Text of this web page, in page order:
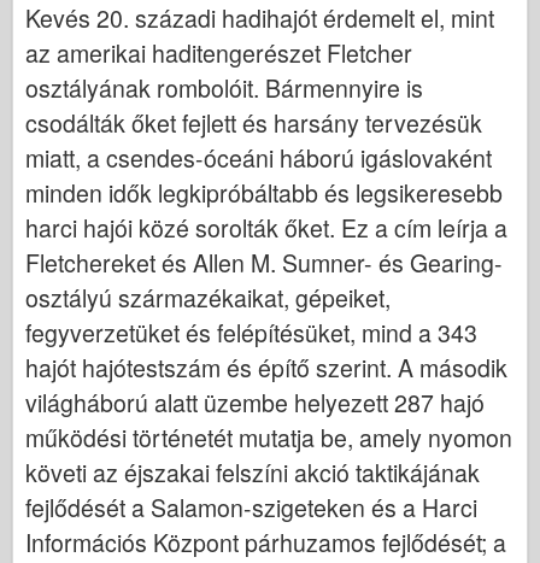
Tristar
Trombitás
Zvezda
Séta körül
Könyvek
Dvd
Kapcsolat
le Napló
A készletek
Kevés 20. századi hadihajót érdemelt el, mint
az amerikai haditengerészet Fletcher
osztályának rombolóit. Bármennyire is
csodálták őket fejlett és harsány tervezésük
miatt, a csendes-óceáni háború igáslovaként
minden idők legkipróbáltabb és legsikeresebb
harci hajói közé sorolták őket. Ez a cím leírja a
Fletchereket és Allen M. Sumner- és Gearing-
osztályú származékaikat, gépeiket,
fegyverzetüket és felépítésüket, mind a 343
hajót hajótestszám és építő szerint. A második
világháború alatt üzembe helyezett 287 hajó
működési történetét mutatja be, amely nyomon
követi az éjszakai felszíni akció taktikájának
fejlődését a Salamon-szigeteken és a Harci
Információs Központ párhuzamos fejlődését; a